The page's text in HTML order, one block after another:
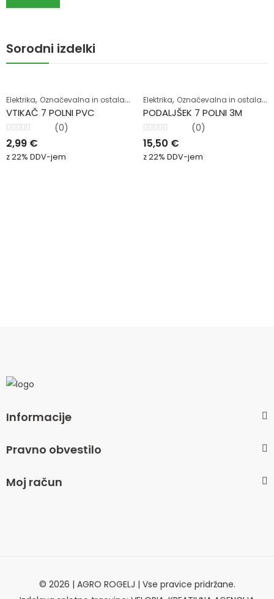
Sorodni izdelki
Elektrika, Označevalna in ostala oprema
VTIKAČ 7 POLNI PVC
Ocenjeno
0
od
5
(0)
2,99 €
z 22% DDV-jem
Elektrika, Označevalna in ostala oprema
PODALJŠEK 7 POLNI 3M
Ocenjeno
0
od
5
(0)
15,50 €
z 22% DDV-jem
Informacije
Pravno obvestilo
Moj račun
© 2026 | AGRO ROGELJ | Vse pravice pridržane.